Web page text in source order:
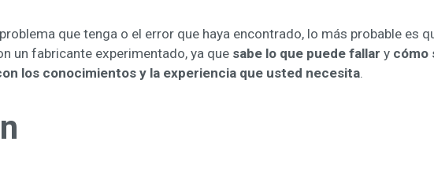
que tenga o el error que haya encontrado, lo más probable es
un fabricante experimentado, ya que sabe lo que puede fallar y cómo
los conocimientos y la experiencia que usted necesita.